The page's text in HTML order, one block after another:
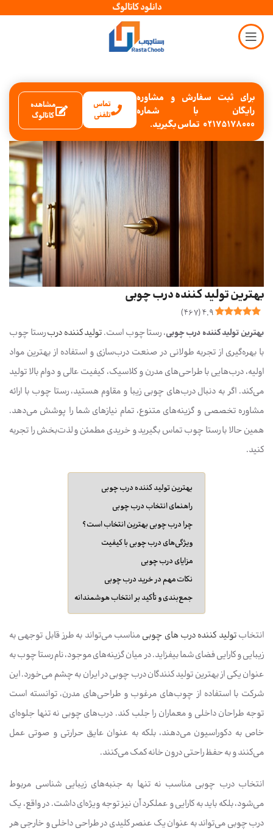
دانلود کاتالوگ
برای ثبت سفارش و مشاوره
رایگان با شماره
02175178000 تماس بگیرید.
تماس
تلفنی
مشاهده
کاتالوگ
بهترین تولید کننده درب چوبی
4.9
(
467
)
بهترین تولید کننده درب چوبی، رستا چوب است.تولید کننده دربرستا چوب
با بهره‌گیری از تجربه طولانی در صنعت درب‌سازی و استفاده از بهترین مواد
اولیه، درب‌هایی با طراحی‌های مدرن و کلاسیک، کیفیت عالی و دوام بالا تولید
می‌کند. اگر به دنبال درب‌های چوبی زیبا و مقاوم هستید، رستا چوب با ارائه
مشاوره تخصصی و گزینه‌های متنوع، تمام نیازهای شما را پوشش می‌دهد.
همین حالا با رستا چوب تماس بگیرید و خریدی مطمئن و لذت‌بخش را تجربه
کنید.
بهترین تولید کننده درب چوبی
راهنمای انتخاب درب چوبی
چرا درب چوبی بهترین انتخاب است؟
ویژگی‌های درب چوبی با کیفیت
مزایای درب چوبی
نکات مهم در خرید درب چوبی
جمع‌بندی و تأکید بر انتخاب هوشمندانه
انتخابتولید کننده درب های چوبیمناسب می‌تواند به طرز قابل توجهی به
زیبایی و کارایی فضای شما بیفزاید. در میان گزینه‌های موجود، نام رستا چوب به
عنوان یکی از بهترین تولید کنندگان درب چوبی در ایران به چشم می‌خورد. این
شرکت با استفاده از چوب‌های مرغوب و طراحی‌های مدرن، توانسته است
توجه طراحان داخلی و معماران را جلب کند. درب‌های چوبی نه تنها جلوه‌ای
خاص به دکوراسیون می‌دهند، بلکه به عنوان عایق حرارتی و صوتی عمل
می‌کنند و به حفظ راحتی درون خانه کمک می‌کنند.
انتخاب درب چوبی مناسب نه تنها به جنبه‌های زیبایی شناسی مربوط
می‌شود، بلکه باید به کارایی و عملکرد آن نیز توجه ویژه‌ای داشت. در واقع، یک
درب چوبی می‌تواند به عنوان یک عنصر کلیدی در طراحی داخلی و خارجی هر